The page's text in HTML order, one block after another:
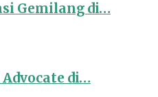
Gemilang di…
di…